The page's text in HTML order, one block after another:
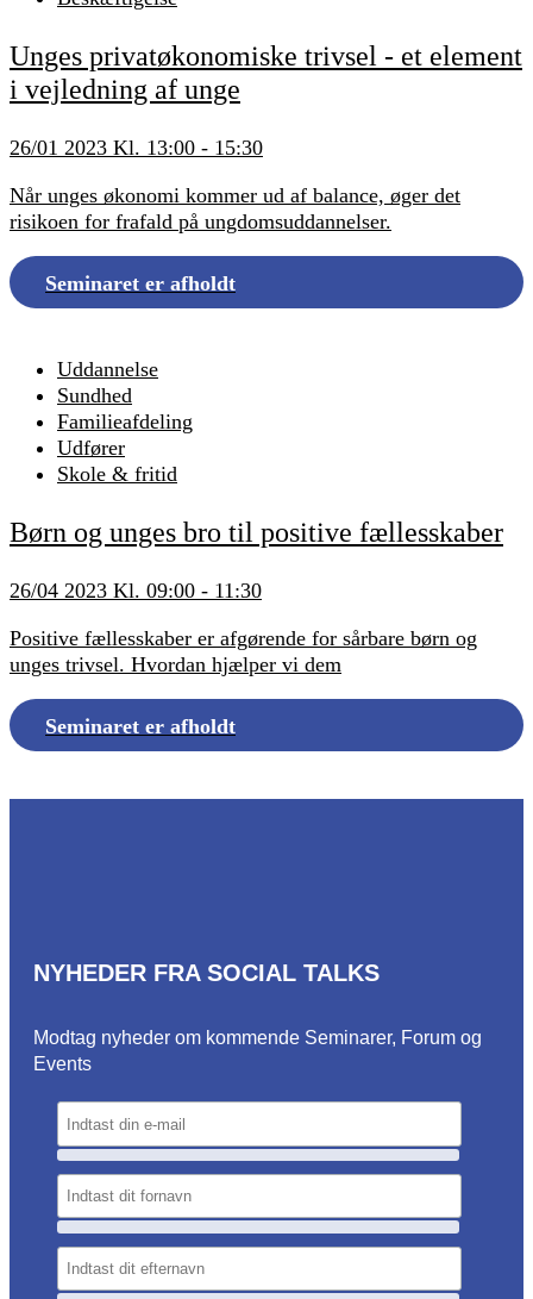
Unges privatøkonomiske trivsel - et element
i vejledning af unge
26/01 2023 Kl. 13:00 - 15:30
Når unges økonomi kommer ud af balance, øger det
risikoen for frafald på ungdomsuddannelser.
Seminaret er afholdt
Uddannelse
Sundhed
Familieafdeling
Udfører
Skole & fritid
Børn og unges bro til positive fællesskaber
26/04 2023 Kl. 09:00 - 11:30
Positive fællesskaber er afgørende for sårbare børn og
unges trivsel. Hvordan hjælper vi dem
Seminaret er afholdt
NYHEDER FRA SOCIAL TALKS
Modtag nyheder om kommende Seminarer, Forum og
Events